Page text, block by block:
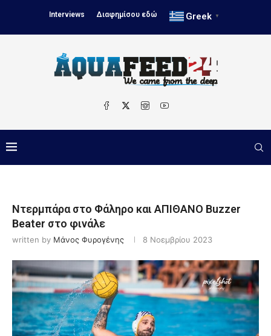
Interviews Διαφημίσου εδώ Greek ▼
Ντερμπάρα στο Φάληρο και ΑΠΙΘΑΝΟ Buzzer
Beater στο φινάλε
written by Μάνος Φυρογένης 8 Νοεμβρίου 2023